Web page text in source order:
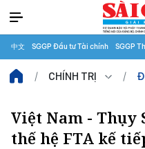
中文 SGGP Đầu tư Tài chính SGGP
CHÍNH TRỊ
Việt Nam -
thế hệ FTA kế